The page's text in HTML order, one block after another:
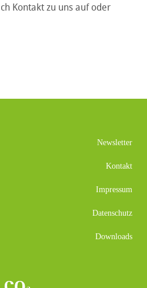
Kontakt zu uns auf oder
Newsletter
Kontakt
Impressum
Datenschutz
Downloads